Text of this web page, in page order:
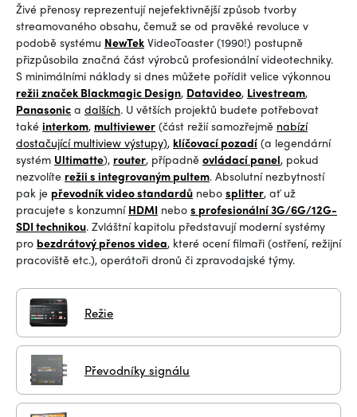
Živé přenosy reprezentují nejefektivnější způsob tvorby
streamovaného obsahu, čemuž se od pravěké revoluce v
podobě systému NewTek VideoToaster (1990!) postupně
přizpůsobila značná část výrobců profesionální videotechniky.
S minimálními náklady si dnes můžete pořídit velice výkonnou
režii značek Blackmagic Design, Datavideo, Livestream,
Panasonic a dalších. U větších projektů budete potřebovat
také interkom, multiviewer (část režií samozřejmě nabízí
dostačující multiview výstupy), klíčovací pozadí (a legendární
systém Ultimatte), router, případně ovládací panel, pokud
nezvolíte režii s integrovaným pultem. Absolutní nezbytností
pak je převodník video standardů nebo splitter, ať už
pracujete s konzumní HDMI nebo s profesionální 3G/6G/12G-
SDI technikou. Zvláštní kapitolu představují moderní systémy
pro bezdrátový přenos videa, které ocení filmaři (ostření, režijní
pracoviště etc.), operátoři dronů či zpravodajské týmy.
Režie
Převodníky signálu